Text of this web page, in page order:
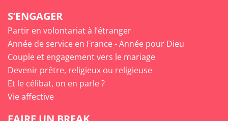
S’ENGAGER
Partir en volontariat à l’étranger
Année de service en France - Année pour Dieu
Couple et engagement vers le mariage
Devenir prêtre, religieux ou religieuse
Et le célibat, on en parle ?
Vie affective